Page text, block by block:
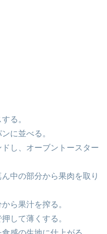
る。
に並べる。
し、オーブントースター
中の部分から果肉を取り
ら果汁を搾る。
して薄くする。